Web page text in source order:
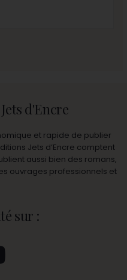
d'Encre
et rapide de publier
Jets d’Encre comptent
aussi bien des romans,
ouvrages professionnels et
sur :